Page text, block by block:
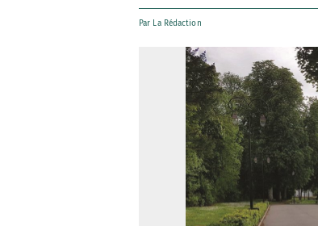
Par La Rédaction